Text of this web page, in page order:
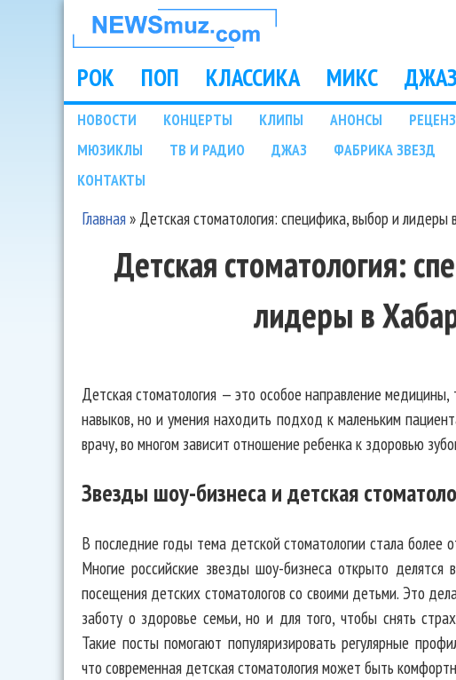
НОВОСТИ
МУЗЫКИ И
ШОУ БИЗНЕСА
NEWSMUZ.COM
Main menu
РОК ПОП КЛАССИКА МИКС ДЖАЗ
Подразделы
НОВОСТИ КОНЦЕРТЫ КЛИПЫ АНОНСЫ
МЮЗИКЛЫ
ТВ И РАДИО ДЖАЗ ФАБРИКА ЗВЕЗД
КОНТАКТЫ
Вы здесь
Главная» Детская стоматология: специфика, выбор и лидеры
Детская стоматология:
лидеры в
Детская стоматология — это особое направление
навыков, но и умения находить подход к маленьким
врачу, во многом зависит отношение ребенка к здоровью
Звезды шоу-бизнеса и детская
В последние годы тема детской стоматологии стала более
Многие российские звезды шоу-бизнеса открыто
посещения детских стоматологов со своими детьми. Это
заботу о здоровье семьи, но и для того, чтобы снять
Такие посты помогают популяризировать регулярные
что современная детская стоматология может быть